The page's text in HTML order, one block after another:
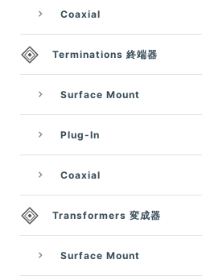
Coaxial
Terminations 終端器
Surface Mount
Plug-In
Coaxial
Transformers 変成器
Surface Mount